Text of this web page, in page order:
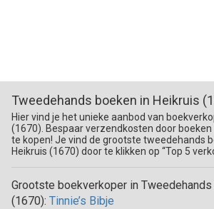
Tweedehands boeken in Heikruis
Hier vind je het unieke aanbod van
(1670). Bespaar verzendkosten door
te kopen! Je vind de grootste tweedehands
Heikruis (1670) door te klikken op “Top 5
Grootste boekverkoper in
(1670): Tinnie’s Bibje